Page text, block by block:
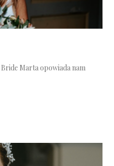
Marta opowiada nam